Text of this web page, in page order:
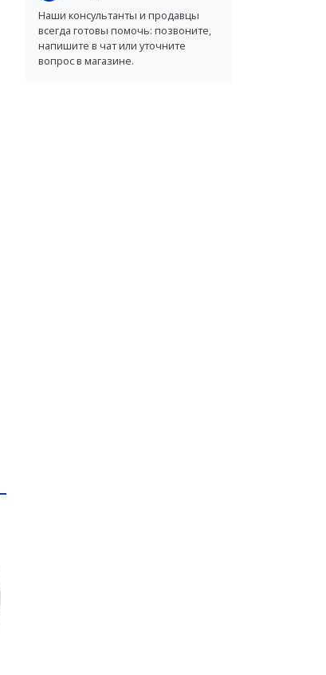
Наши консультанты и продавцы
всегда готовы помочь: позвоните,
напишите в чат или уточните
вопрос в магазине.